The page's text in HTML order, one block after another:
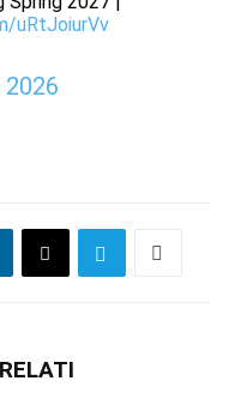
uRtJoiurVv
2026